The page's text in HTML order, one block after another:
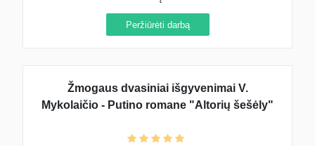
Peržiūrėti darbą
Žmogaus dvasiniai išgyvenimai V.
Mykolaičio - Putino romane "Altorių šešėly"